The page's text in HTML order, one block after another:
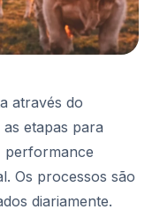
através do
etapas para
performance
Os processos são
diariamente.